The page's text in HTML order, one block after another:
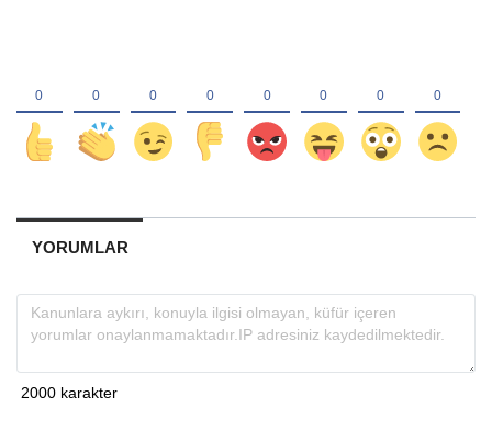
YORUMLAR